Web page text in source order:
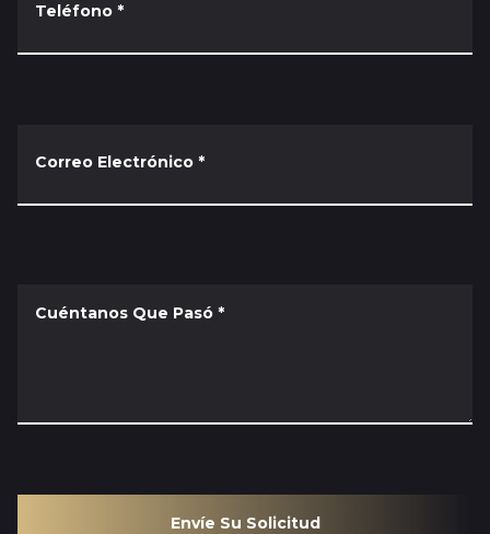
Teléfono *
Correo Electrónico *
Cuéntanos Que Pasó *
Envíe Su Solicitud